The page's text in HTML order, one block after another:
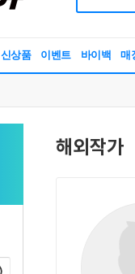
신상품 이벤트 바이백 매
해외작가